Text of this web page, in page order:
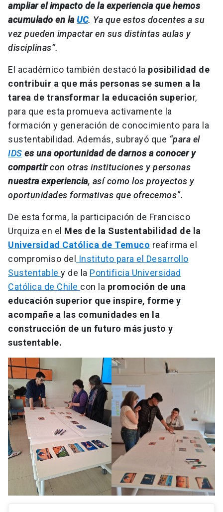
ampliar el impacto de la experiencia que hemos
acumulado en la UC. Ya que estos docentes a su
vez pueden impactar en sus distintas aulas y
disciplinas”.
El académico también destacó la posibilidad de
contribuir a que más personas se sumen a la
tarea de transformar la educación superior,
para que esta promueva activamente la
formación y generación de conocimiento para la
sustentabilidad. Además, subrayó que “para el
IDS es una oportunidad de darnos a conocer y
compartircon otras instituciones y personas
nuestra experiencia, así como los proyectos y
oportunidades formativas que ofrecemos”.
De esta forma, la participación de Francisco
Urquiza en el Mes de la Sustentabilidad de la
Universidad Católica de Temuco reafirma el
compromiso del
Instituto para el Desarrollo
Sustentable y de la Pontificia Universidad
Católica de Chile con la promoción de una
educación superior que inspire, forme y
acompañe a las comunidades en la
construcción de un futuro más justo y
sustentable.